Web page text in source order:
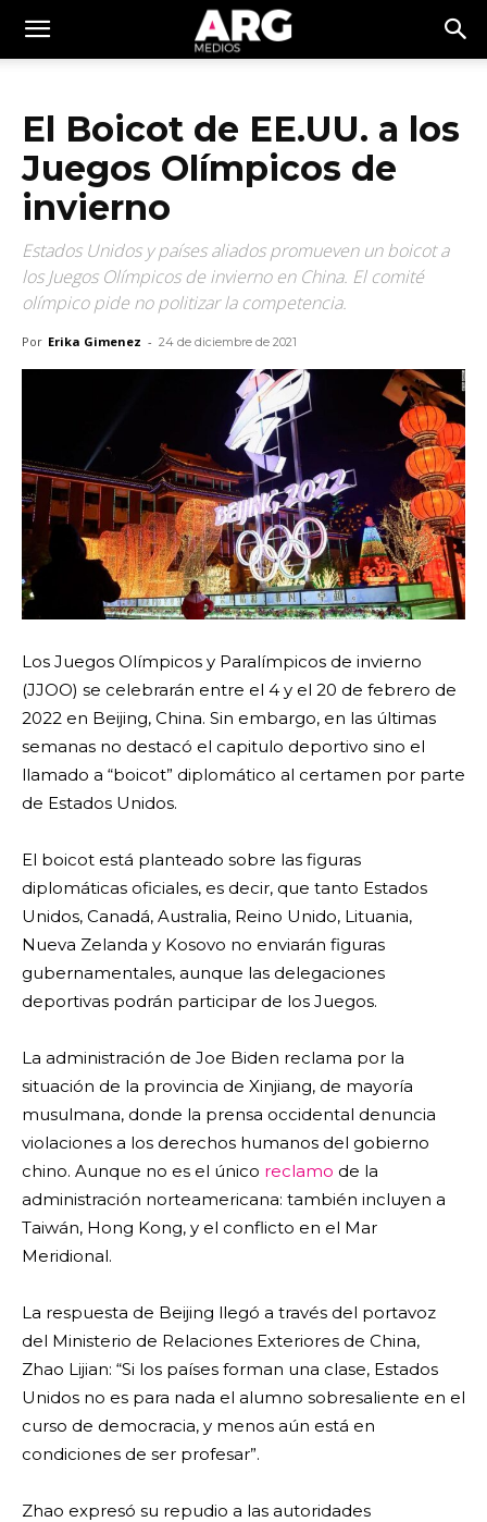
El Boicot de EE.UU. a los
Juegos Olímpicos de
invierno
Estados Unidos y países aliados promueven un boicot a
los Juegos Olímpicos de invierno en China. El comité
olímpico pide no politizar la competencia.
Por Erika Gimenez - 24 de diciembre de 2021
Los Juegos Olímpicos y Paralímpicos de invierno
(JJOO) se celebrarán entre el 4 y el 20 de febrero de
2022 en Beijing, China. Sin embargo, en las últimas
semanas no destacó el capitulo deportivo sino el
llamado a “boicot” diplomático al certamen por parte
de Estados Unidos.
El boicot está planteado sobre las figuras
diplomáticas oficiales, es decir, que tanto Estados
Unidos, Canadá, Australia, Reino Unido, Lituania,
Nueva Zelanda y Kosovo no enviarán figuras
gubernamentales, aunque las delegaciones
deportivas podrán participar de los Juegos.
La administración de Joe Biden reclama por la
situación de la provincia de Xinjiang, de mayoría
musulmana, donde la prensa occidental denuncia
violaciones a los derechos humanos del gobierno
chino. Aunque no es el único reclamo de la
administración norteamericana: también incluyen a
Taiwán, Hong Kong, y el conflicto en el Mar
Meridional.
La respuesta de Beijing llegó a través del portavoz
del Ministerio de Relaciones Exteriores de China,
Zhao Lijian: “Si los países forman una clase, Estados
Unidos no es para nada el alumno sobresaliente en el
curso de democracia, y menos aún está en
condiciones de ser profesar”.
Zhao expresó su repudio a las autoridades